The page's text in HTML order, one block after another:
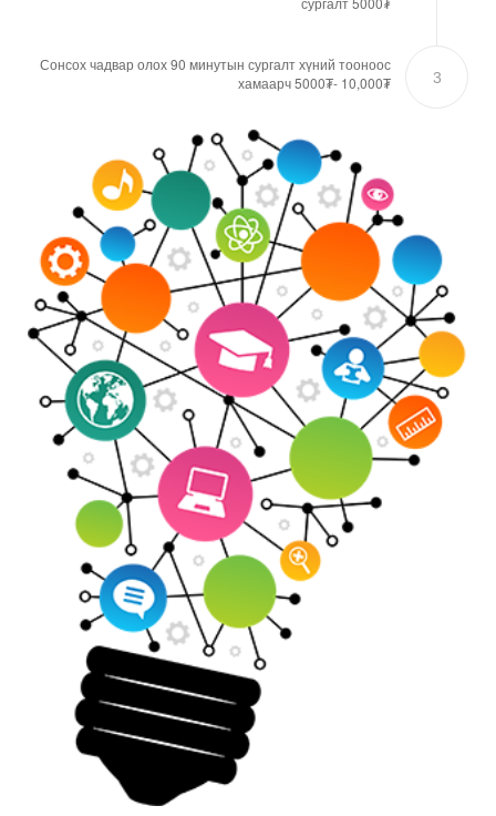
3
Сонсох чадвар олох 90 минутын сургалт хүний тооноос
хамаарч 5000₮- 10,000₮